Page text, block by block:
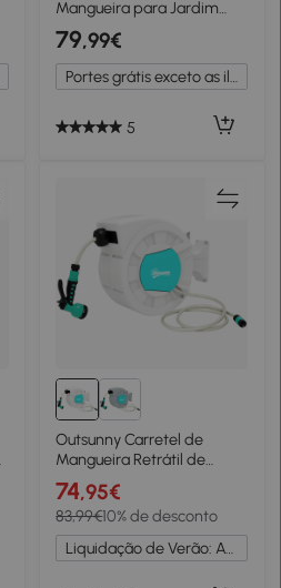
Mangueira para Jardim
20+2 m com 7 Bocais
Função de Bloqueio
Retorno Automático e Giro
de 180° Cinza Claro
79,99€
Portes grátis exceto as ilhas
5
Outsunny Carretel de
Mangueira Retrátil de
Parede de 25+2 m e
Bloqueio de Retorno
Automático Bocal com 7
Funções e Giro de 180°
55x20x42 cm Cinza Claro
74,95€
83,99€10% de desconto
Liquidação de Verão: Até -20%